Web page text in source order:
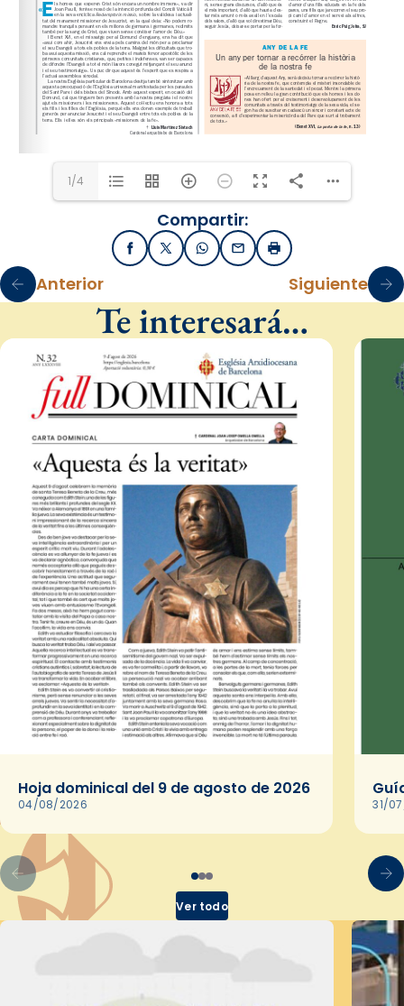
1/4
Compartir:
FacebookX / TwitterWhatsApp
EmailImprimir
Anterior Siguiente
Te interesará…
Hoja dominical del 9 de agosto de 2026
04/08/2026 31/
Ver todo